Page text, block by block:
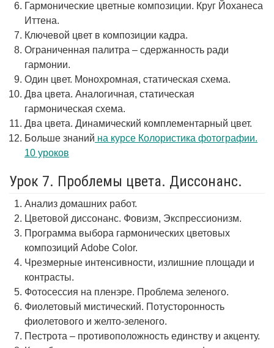
Гармонические цветные композиции. Круг Йоханеса
Иттена.
Ключевой цвет в композиции кадра.
Ограниченная палитра – сдержанность ради
гармонии.
Один цвет. Монохромная, статическая схема.
Два цвета. Аналогичная, статическая
гармоническая схема.
Два цвета. Динамический комплементарный цвет.
Больше знаний на курсе Колористика фотографии.
10 уроков
Урок 7. Проблемы цвета. Диссонанс.
Анализ домашних работ.
Цветовой диссонанс. Фовизм, Экспрессионизм.
Программа выбора гармонических цветовых
композиций Adobe Color.
Чрезмерные интенсивности, излишние площади и
контрасты.
Фотосессия на пленэре. Проблема зеленого.
Фиолетовый мистический. Потусторонность
фиолетового и желто-зеленого.
Пестрота – противоположность единству и акценту.